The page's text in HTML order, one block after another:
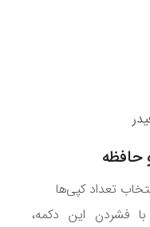
تعداد کپی‌ها
فشردن این دکمه،